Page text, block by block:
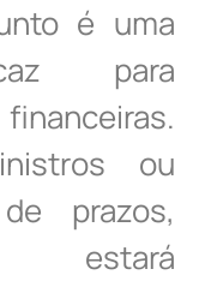
é uma
para
ou
prazos,
estará